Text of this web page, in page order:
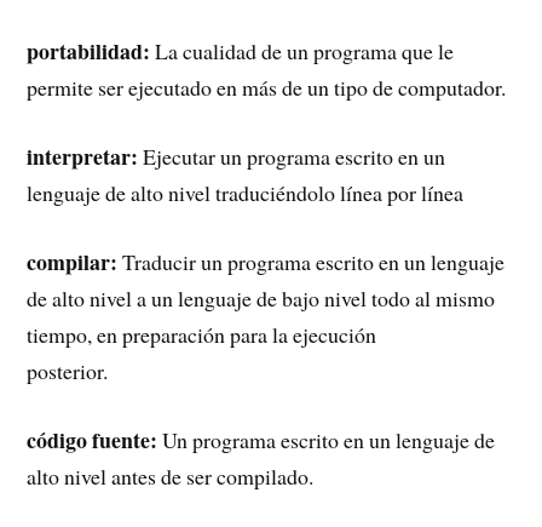
portabilidad: La cualidad de un programa que le
permite ser ejecutado en más de un tipo de computador.
interpretar: Ejecutar un programa escrito en un
lenguaje de alto nivel traduciéndolo línea por línea
compilar: Traducir un programa escrito en un lenguaje
de alto nivel a un lenguaje de bajo nivel todo al mismo
tiempo, en preparación para la ejecución
posterior.
código fuente: Un programa escrito en un lenguaje de
alto nivel antes de ser compilado.